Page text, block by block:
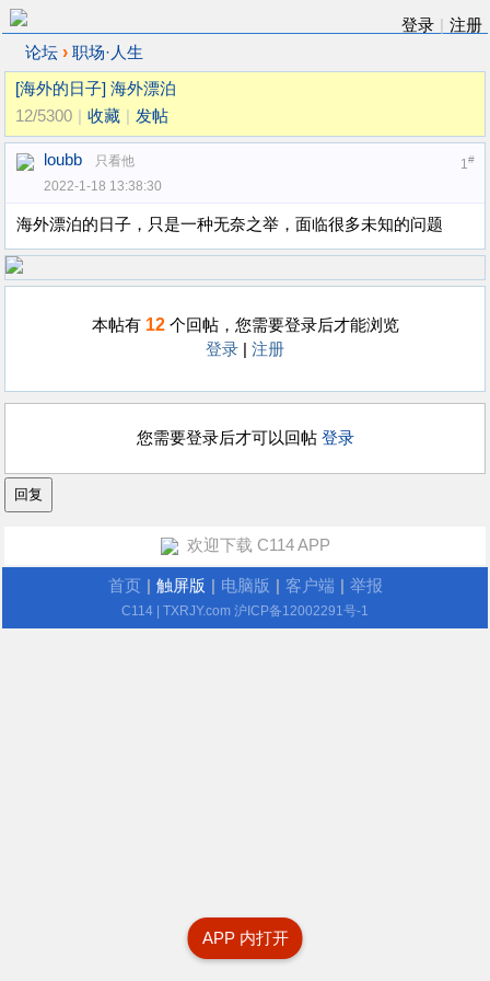
登录
注册
论坛 › 职场·人生
[海外的日子] 海外漂泊
12/5300
收藏 发帖
1#
loubb
只看他
2022-1-18 13:38:30
海外漂泊的日子，只是一种无奈之举，面临很多未知的问题
本帖有 12个回帖，您需要登录后才能浏览
登录
注册
您需要登录后才可以回帖 登录
APP 内打开
欢迎下载 C114 APP
首页 触屏版 电脑版 客户端 举报
C114 | TXRJY.com 沪ICP备12002291号-1